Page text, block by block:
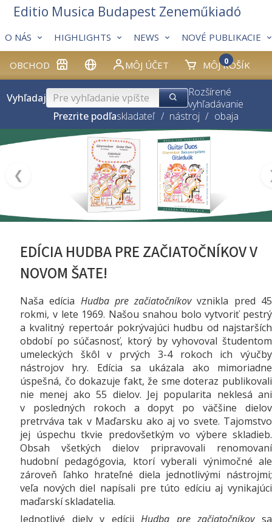
OBCHOD MÔJ ÚČET MÔJ KOŠÍK
0
O NÁS HIGHLIGHTS NEWS NOVÉ PUBLIKACIE
Editio Musica Budapest Zeneműkiadó
Vyhľadaj
Rozšírené
vyhľadávanie
Prezrite podľaskladateľ / nástroj / obaja
❮
EDÍCIA HUDBA PRE ZAČIATOČNÍKOV V
NOVOM ŠATE!
Naša edícia Hudba pre začiatočníkovvznikla pred 45
rokmi, v lete 1969. Našou snahou bolo vytvoriť pestrý
a kvalitný repertoár pokrývajúci hudbu od najstarších
období po súčasnosť, ktorý by vyhovoval študentom
umeleckých škôl v prvých 3-4 rokoch ich výučby
nástrojov hry. Edícia sa ukázala ako mimoriadne
úspešná, čo dokazuje fakt, že sme doteraz publikovali
nie menej ako 55 dielov. Jej popularita neklesá ani
v posledných rokoch a dopyt po väčšine dielov
pretrváva tak v Maďarsku ako aj vo svete. Tajomstvo
jej úspechu tkvie predovšetkým vo výbere skladieb.
Obsah všetkých dielov pripravovali renomovaní
hudobní pedagógovia, ktorí vyberali výnimočné ale
zároveň ľahko hrateľné diela jednotlivými nástrojmi;
veľa nových diel napísali pre túto edíciu aj vynikajúci
maďarskí skladatelia.
Jednotlivé diely v edíciiHudba pre začiatočníkovsa